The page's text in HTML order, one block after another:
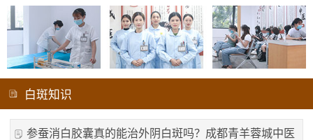
白斑知识
参蚕消白胶囊真的能治外阴白斑吗？成都青羊蓉城中医